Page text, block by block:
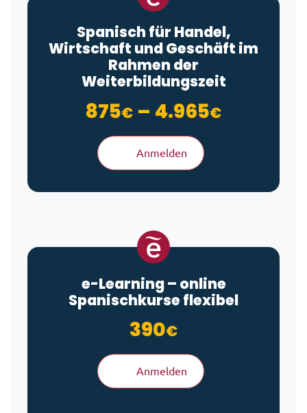
Spanisch für Handel,
Wirtschaft und Geschäft im
Rahmen der
Weiterbildungszeit
875€ – 4.965€
Anmelden
e-Learning– online
Spanischkurse flexibel
390€
Anmelden